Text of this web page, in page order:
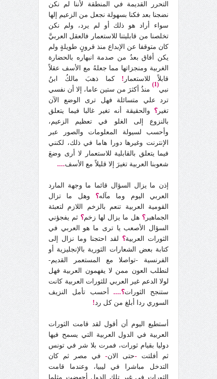
التحرر القديمة في المنطقة لأننا لم نكن
نضجنا بعد فكنا بسهولة نجعل من الزعيم إلها
سواء أراد هو ذلك أو لم يرد، ولم نكن
تخلصنا من قابليتنا للاستعمار فالعقل العربيَّ
كان متوقفا عن الإبداع منذ قرونٍ طويلةٍ ولم
يكن أفاق بعدُ من صدمة انبهاره بالحضارة
الغربية ومنجزاتها مما جعلهُ مع الأسف عقلاً
قابلاً للاستعمار ! كما ذهبَ مالكُ ابنُ
نبي
(1)
منذُ أكثرَ من ستين عاما، إلا أن نفسي
ترد علي متسائلة فهل ترى الوضع الآن
تغير ؟ والحقيقة أنه تغير غالبا فيما يتعلق
بالنزوع إلى الغلو في تعظيم الزعيم،
وأحسب لسيولة المعلومات والصور عبر
الإنترنت وغيرها دورا هاما في ذلك، لكنني
فيما يتعلق بالقابلية للاستعمار لا أرى وضعَ
شعوبنا العربية تغيرَ إلا قليلاً مع الأسف....
إذن ما يزال السؤال قائما ما وجهة المارد
العربي اليوم وما مآله؟ وهل ما تزال
القومية العربية تنعم بالزخم اللازم لتعبئة
الجماهير ؟ هل ما يزال لها زخم؟ ثم يفجؤني
السؤال الأصعب يا ترى ما هو العربي في
الثورات العربية؟ لقد احتجنا وما نزال إلى
كتابة بعض الشعارات الثورية بالإنجليزية أو
الفرنسية -تواصلا مع المستعمر القديم-
لنطلب العون ممن لا يفهمون العربية فهل
لولا الدعم غير العربي للثورات العربية كانت
ستنجح الثورات؟....أحسب تأمل النزيف
السوري ردا أبلغ من كل رد!
أستطيع اليوم أن أقول لقد قامت الثورات
العربية في الدول العربية التي يسمح فيها
دوليا بقيام ثورات، فمرت بلا شر في تونس
ثم أفلتت -حتى الان- في مصر ثم كان
التدخل مباشرا في ليبيا، وعندما قامت
الثورات في غير تلك الدول أجهضت مثلما